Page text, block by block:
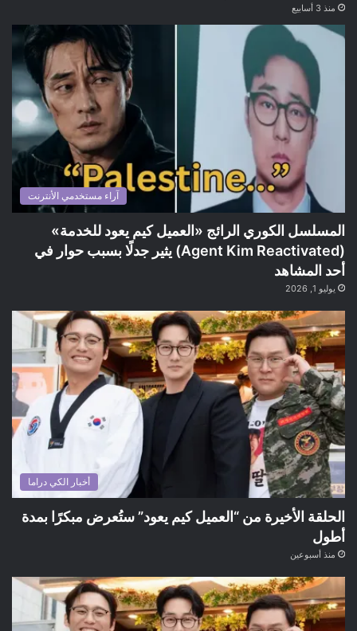
منذ 3 أسابيع
آراء مستخدمي الأنترنت
المسلسل الكوري الرائج «العميل كيم يعود للخدمة»
(Agent Kim Reactivated) يثير جدلًا بسبب حوار في
أحد المشاهد
يوليو 1, 2026
أخبار الكي دراما
الحلقة الأخيرة من “العميل كيم يعود” ستُعرض مبكرًا بمدة
أطول
منذ أسبوعين